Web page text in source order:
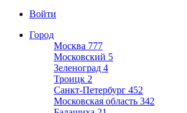
Войти
Город
Москва 777
Московский 5
Зеленоград 4
Троицк 2
Санкт-Петербург 452
Московская область 342